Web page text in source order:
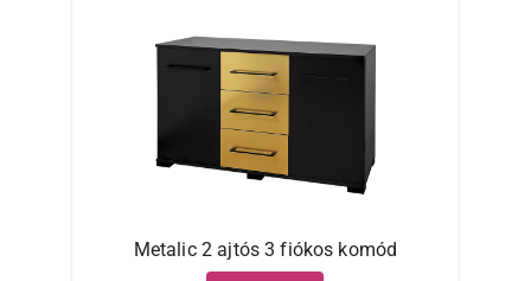
Metalic 2 ajtós 3 fiókos komód